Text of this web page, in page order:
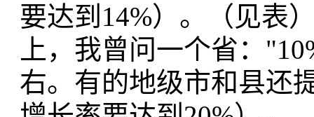
要达到14%）。（见表
上，我曾问一个省：
右。有的地级市和县还